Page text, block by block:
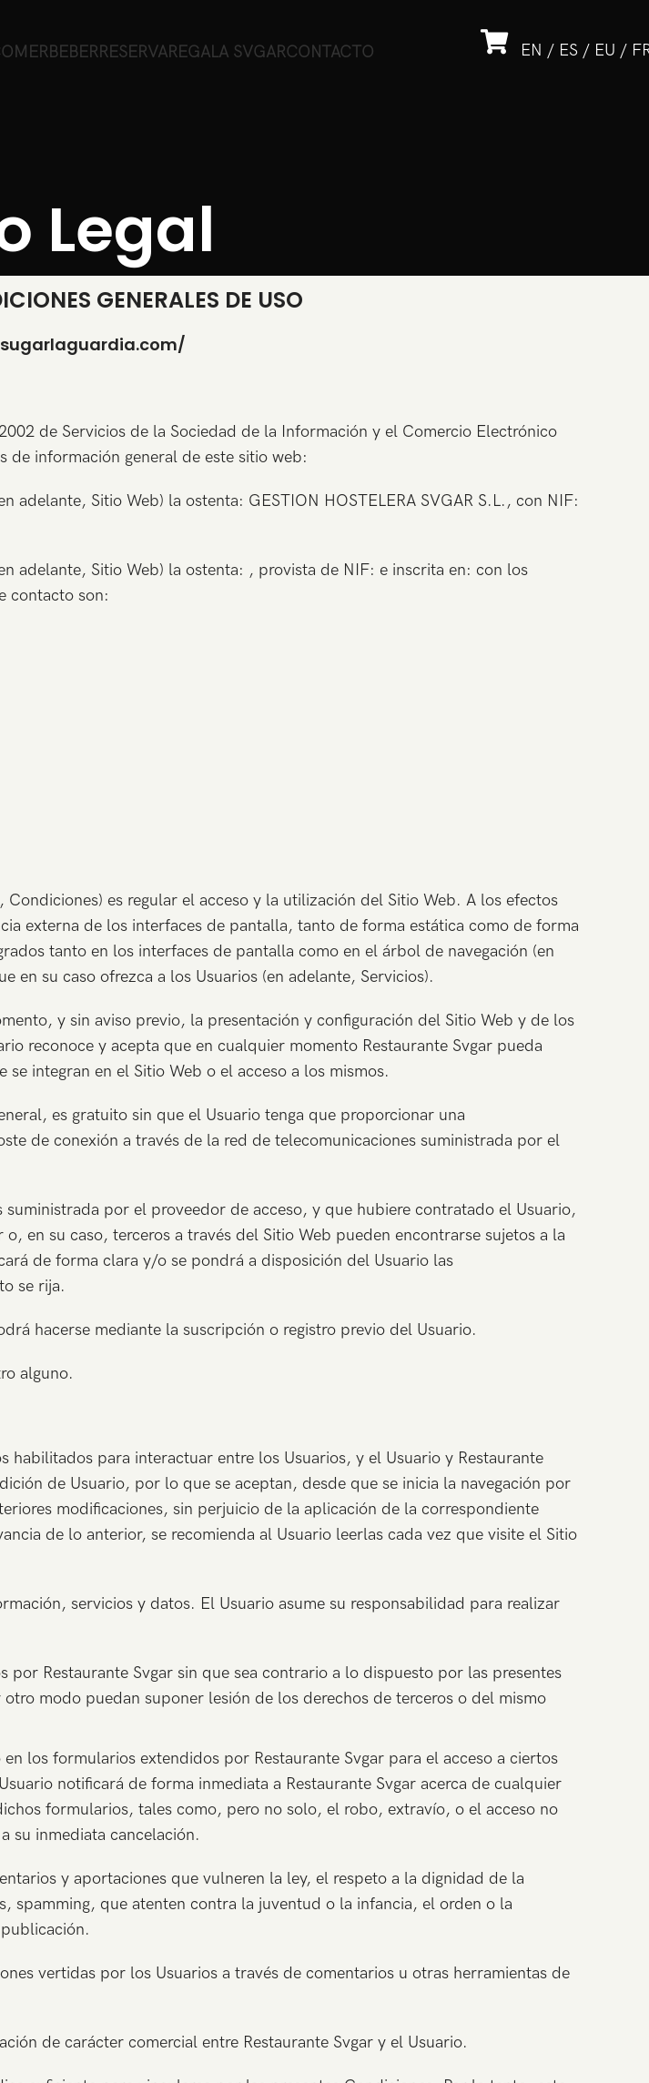
BEBERRESERVAREGALA SVGARCONTACTO EN / ES/ EU /
Legal
GENERALES DE USO
de Servicios de la Sociedad de la Información y el Comercio Electrónico
de información general de este sitio web:
Sitio Web) la ostenta: GESTION HOSTELERA SVGAR S.L., con NIF:
adelante, Sitio Web) la ostenta: , provista de NIF: e inscrita en: con los
contacto son:
es regular el acceso y la utilización del Sitio Web. A los efectos
externa de los interfaces de pantalla, tanto de forma estática como de forma
tanto en los interfaces de pantalla como en el árbol de navegación (en
en su caso ofrezca a los Usuarios (en adelante, Servicios).
y sin aviso previo, la presentación y configuración del Sitio Web y de los
reconoce y acepta que en cualquier momento Restaurante Svgar pueda
integran en el Sitio Web o el acceso a los mismos.
es gratuito sin que el Usuario tenga que proporcionar una
de conexión a través de la red de telecomunicaciones suministrada por el
por el proveedor de acceso, y que hubiere contratado el Usuario,
en su caso, terceros a través del Sitio Web pueden encontrarse sujetos a la
de forma clara y/o se pondrá a disposición del Usuario las
se rija.
hacerse mediante la suscripción o registro previo del Usuario.
alguno.
habilitados para interactuar entre los Usuarios, y el Usuario y Restaurante
de Usuario, por lo que se aceptan, desde que se inicia la navegación por
modificaciones, sin perjuicio de la aplicación de la correspondiente
de lo anterior, se recomienda al Usuario leerlas cada vez que visite el Sitio
servicios y datos. El Usuario asume su responsabilidad para realizar
Restaurante Svgar sin que sea contrario a lo dispuesto por las presentes
modo puedan suponer lesión de los derechos de terceros o del mismo
los formularios extendidos por Restaurante Svgar para el acceso a ciertos
notificará de forma inmediata a Restaurante Svgar acerca de cualquier
formularios, tales como, pero no solo, el robo, extravío, o el acceso no
su inmediata cancelación.
y aportaciones que vulneren la ley, el respeto a la dignidad de la
spamming, que atenten contra la juventud o la infancia, el orden o la
vertidas por los Usuarios a través de comentarios u otras herramientas de
de carácter comercial entre Restaurante Svgar y el Usuario.